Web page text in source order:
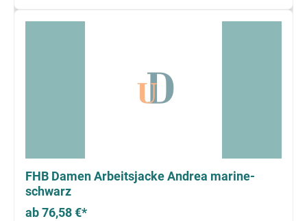
FHB Damen Arbeitsjacke Andrea marine-
schwarz
ab 76,58 €*